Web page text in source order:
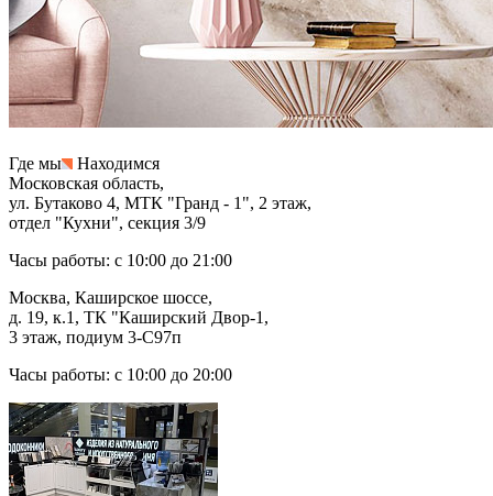
Где мы
Находимся
Московская область,
ул. Бутаково 4, МТК "Гранд - 1", 2 этаж,
отдел "Кухни", секция 3/9
Часы работы: с 10:00 до 21:00
Москва, Каширское шоссе,
д. 19, к.1, ТК "Каширский Двор-1,
3 этаж, подиум 3-С97п
Часы работы: с 10:00 до 20:00